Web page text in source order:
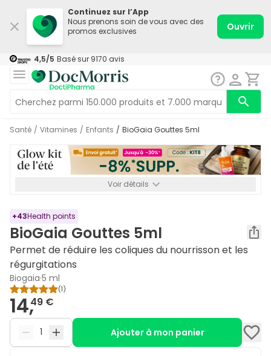
Continuez sur l’App
Nous prenons soin de vous avec des
promos exclusives
Ouvrir
4,5/5 Basé sur 9170 avis
Santé / Vitamines / Enfants / BioGaia Gouttes 5ml
Voir détails
+43Health points
BioGaia Gouttes 5ml
Permet de réduire les coliques du nourrisson et les
régurgitations
Biogaia·5 ml
(1)
14,49 €
Ajouter à mon panier